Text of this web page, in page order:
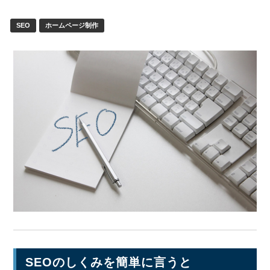
SEO ホームページ制作
SEOのしくみを簡単に言うと